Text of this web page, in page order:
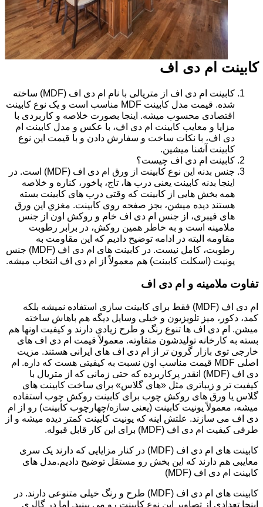
کابینت ام دی اف
کابینت ام دی اف از متریالی با نام ام دی اف (MDF) ساخته
شده. قیمت مدل کابینت MDF مناسب است و یک نوع کابینت
اقتصادی محسوب میشه. اینجا بصورت خلاصه و کاربردی با
مزایا و معایب کابینت ام دی اف، با عکس و مدل کابینت ام
دی اف، با نکات ساخت و سفارش دادن و با قیمت این نوع
کابینت آشنا میشین.
کابینت ام دی اف چیست؟
جنس بدنه این نوع کابینت از ورق ام دی اف (MDF) است. در
اینجا بدنه کابینت یعنی درب ها، تاج، پاخور، کناره و خلاصه
همه بخش هایی از کابینت که وقتی درب های کابینت بسته
هستند دیده میشن، بجز صفحه روی کابینت. مغزیِ این ورق
های فیبری، از جنس ام دی اف خام و روکش اون از جنس
ملامینه است و به خاطر همین روکش، در برابر رطوبت
مقاومه البته در ادامه توضیح دادیم که این مقاومت به
رطوبت، کامل نیست. در کابینت های ام دی اف (MDF) جنس
یونیت (اسکلت کابینت) هم معمولاً از ام دی اف انتخاب میشه.
تفاوت ملامینه و ام دی اف
ام دی اف (MDF) فقط برای کابینت سازی استفاده نمیشه بلکه
کمد، دکور، میز تلویزیون و خیلی وسایل دیگه هم باهاش ساخته
میشن. ام دی اف ها تنوع رنگ و طرح زیادی دارند و کیفیت اونها هم
بسته به کارخانه تولیدشون متفاوته. معمولاً قیمت ام دی اف های
خارجی توی بازار گرون تر از ام دی اف های ایرانی هستند. مزیت
اصلی MDF قیمت مناسب اون نسبت به کیفیتی هست که داره. ام
دی اف (MDF) انقدر پرکاربرده که حتی زمانی که از متریال با
کیفیت تر و زیباتری مثل «های گلاس» برای ساخت کابینت های
گلاس یا ورق های روکش چوب برای کابینت روکش چوب استفاده
میشه، معمولاً یونیت کابینت (یعنی سازه/چهارچوب کابینت) رو از ام
دی اف می سازند. علتش اینه که یونیت کابینت کمتر دیده میشه و از
طرفی کیفیت ام دی اف (MDF) برای این کار قابل قبوله.
کابینت های ام دی اف (MDF) در کنار مزایایی که دارند یک سری
معایبی هم دارند که این بخش رو مستقل توضیح دادیم.مدل های
کابینت ام دی اف (MDF)
کابینت های ام دی اف (MDF) طرح و رنگ خیلی متنوعی دارند. در
اینجا تعدادی از تصاویر این نوع کابینت رو می بینید. اما در گالری